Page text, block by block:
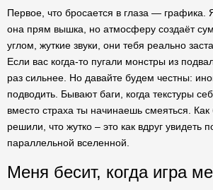
Первое, что бросается в глаза — графика.
она прям вышка, но атмосферу создаёт
углом, жуткие звуки, они тебя реально
Если вас когда-то пугали монстры из
раз сильнее. Но давайте будем честны:
подводить. Бывают баги, когда текстуры
вместо страха ты начинаешь смеяться. Как
решили, что жутко – это как вдруг увидеть
параллельной вселенной.
Меня бесит, когда игра